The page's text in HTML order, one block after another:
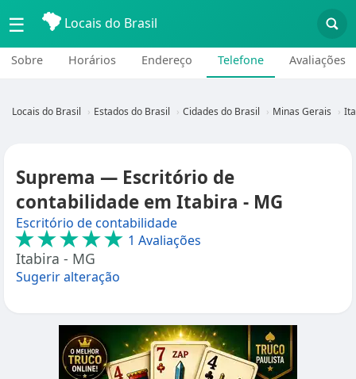
☰ Locais do Brasil
Sobre Horários Endereço Telefone Avaliações
Locais do Brasil Estados do Brasil Cidades do Brasil Minas Gerais
Suprema — Escritório de
contabilidade em Itabira - MG
Escritório de contabilidade
★★★★★ 1 Avaliações
Itabira - MG
Sugerir alteração